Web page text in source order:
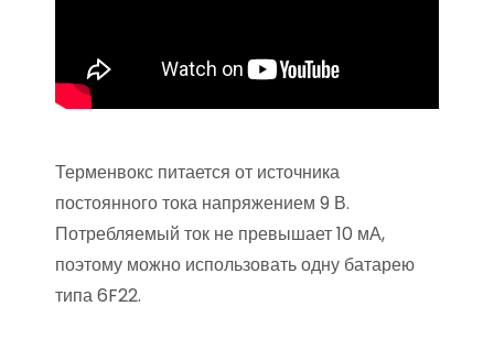
Терменвокс питается от источника
постоянного тока напряжением 9 В.
Потребляемый ток не превышает 10 мА,
поэтому можно использовать одну батарею
типа 6F22.